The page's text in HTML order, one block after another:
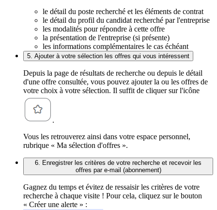
le détail du poste recherché et les éléments de contrat
le détail du profil du candidat recherché par l'entreprise
les modalités pour répondre à cette offre
la présentation de l'entreprise (si présente)
les informations complémentaires le cas échéant
5. Ajouter à votre sélection les offres qui vous intéressent
Depuis la page de résultats de recherche ou depuis le détail
d'une offre consultée, vous pouvez ajouter la ou les offres de
votre choix à votre sélection. Il suffit de cliquer sur l'icône
.
Vous les retrouverez ainsi dans votre espace personnel,
rubrique « Ma sélection d'offres ».
6. Enregistrer les critères de votre recherche et recevoir les
offres par e-mail (abonnement)
Gagnez du temps et évitez de ressaisir les critères de votre
recherche à chaque visite ! Pour cela, cliquez sur le bouton
« Créer une alerte » :